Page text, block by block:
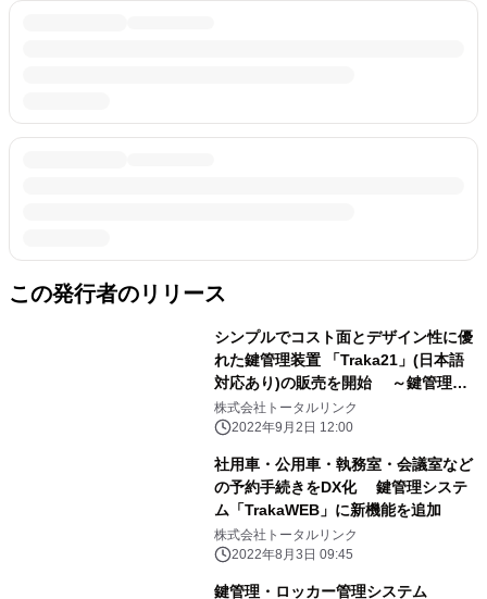
この発行者のリリース
シンプルでコスト面とデザイン性に優
れた鍵管理装置 「Traka21」(日本語
対応あり)の販売を開始 ～鍵管理の
DXをもっと身近に～
株式会社トータルリンク
2022年9月2日 12:00
社用車・公用車・執務室・会議室など
の予約手続きをDX化 鍵管理システ
ム「TrakaWEB」に新機能を追加
株式会社トータルリンク
2022年8月3日 09:45
鍵管理・ロッカー管理システム